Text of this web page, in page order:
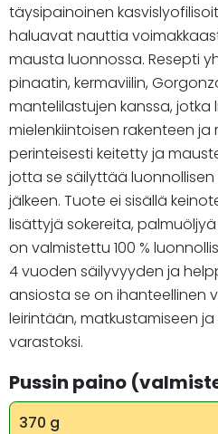
täysipainoinen
haluavat nauttia
mausta luonnossa. Resepti
pinaatin, kermaviilin,
mantelilastujen kanssa,
mielenkiintoisen rakenteen ja
perinteisesti keitetty ja
jotta se säilyttää
jälkeen. Tuote ei sisällä
lisättyjä sokereita,
on valmistettu 100 %
4 vuoden säilyvyyden ja
ansiosta se on ihanteellinen
leirintään, matkustamiseen ja
varastoksi.
Pussin paino
370 g